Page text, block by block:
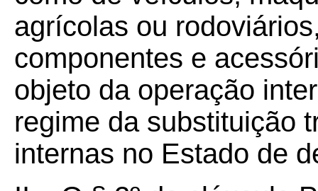
agrícolas ou
componentes e
objeto da operação
regime da substituição
internas no Estado de